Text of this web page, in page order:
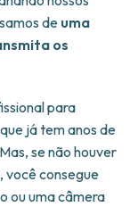
de uma
os
para
já tem anos de
se não houver
você consegue
ou uma câmera